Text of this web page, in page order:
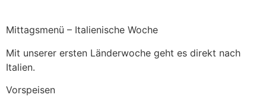
Mittagsmenü – Italienische Woche
Mit unserer ersten Länderwoche geht es direkt nach
Italien.
Vorspeisen